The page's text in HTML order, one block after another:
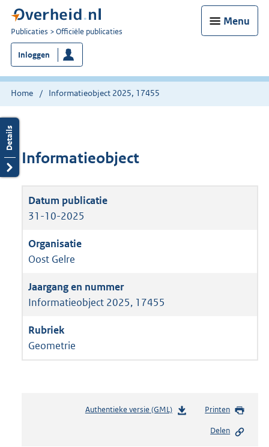
Menu
U
bent
nu
hier:
Publicaties Officiële publicaties
Inloggen
Home Informatieobject 2025, 17455
Informatieobject
31-10-2025
Oost Gelre
Informatieobject 2025, 17455
Geometrie
Authentieke versie (GML)b
Printen
Delen